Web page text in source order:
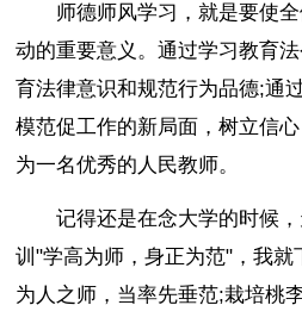
师德师风学习，就是要使
动的重要意义。通过学习教育
育法律意识和规范行为品德;通
模范促工作的新局面，树立信
为一名优秀的人民教师。
记得还是在念大学的时候
训"学高为师，身正为范"，我就
为人之师，当率先垂范;栽培桃